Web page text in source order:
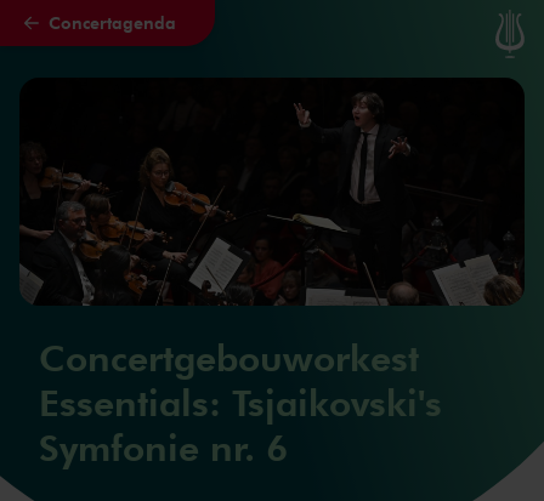
Naar hoofdcontent
Concertagenda
Concertgebouworkest
Essentials: Tsjaikovski's
Symfonie nr. 6